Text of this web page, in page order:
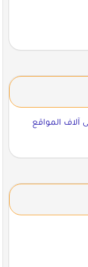
المواقع